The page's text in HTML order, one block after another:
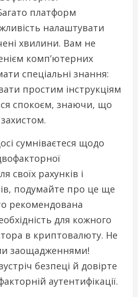
платформ
налаштувати
хвилини. Вам не
комп’ютерних
спеціальні знання:
простим інструкціям
спокоєм, знаючи, що
сумніваєтеся щодо
своїх рахунків і
подумайте про це ще
рекомендована
для кожного
в криптовалюту. Не
заощадженнями!
безпеці й довірте
аутентифікації.